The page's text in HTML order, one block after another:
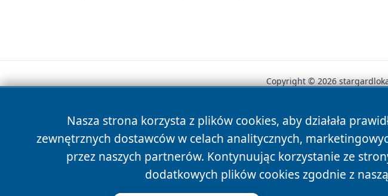
Nasza strona korzysta z plików cookies, aby działała
zewnętrznych dostawców w celach analitycznych,
przez naszych partnerów. Kontynuując korzystanie ze
dodatkowych plików cookies zgodnie z naszą
Copyright © 2026
News Autorzy